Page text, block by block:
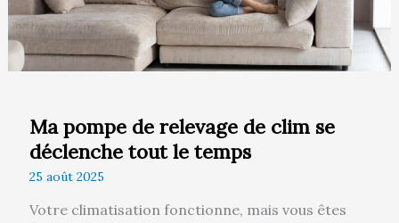
Ma pompe de relevage de clim se
déclenche tout le temps
25 août 2025
Votre climatisation fonctionne, mais vous êtes
tout
le
temps